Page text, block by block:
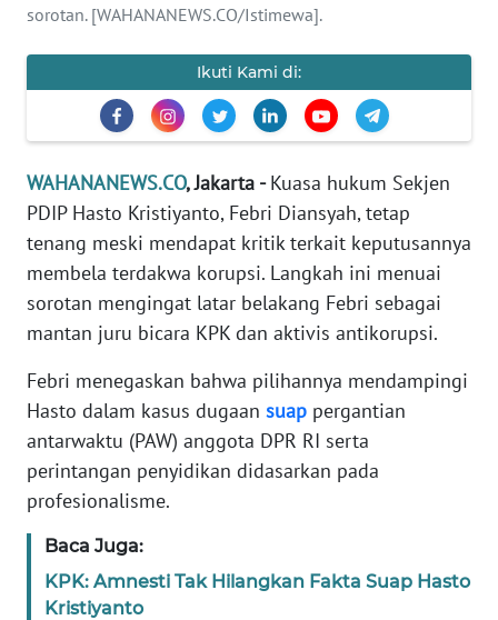
sorotan. [WAHANANEWS.CO/Istimewa].
Ikuti Kami di:
WAHANANEWS.CO, Jakarta -Kuasa hukum Sekjen
PDIP Hasto Kristiyanto, Febri Diansyah, tetap
tenang meski mendapat kritik terkait keputusannya
membela terdakwa korupsi. Langkah ini menuai
sorotan mengingat latar belakang Febri sebagai
mantan juru bicara KPK dan aktivis antikorupsi.
Febri menegaskan bahwa pilihannya mendampingi
Hasto dalam kasus dugaan suap pergantian
antarwaktu (PAW) anggota DPR RI serta
perintangan penyidikan didasarkan pada
profesionalisme.
Baca Juga:
KPK: Amnesti Tak Hilangkan Fakta Suap Hasto
Kristiyanto
EDITORIAL
INDEKS
KAMI
INFO
IKLAN
TENTANG
KAMI
PEDOMAN
MEDIA
SIBER